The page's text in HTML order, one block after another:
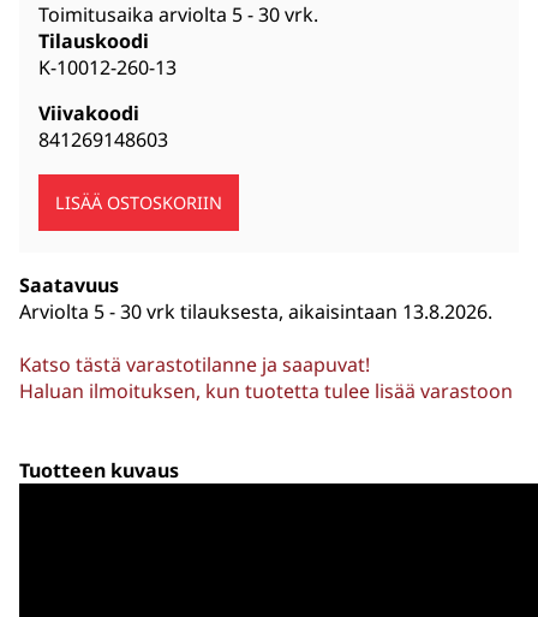
Toimitusaika arviolta 5 - 30 vrk.
Tilauskoodi
K-10012-260-13
Viivakoodi
841269148603
Saatavuus
Arviolta 5 - 30 vrk tilauksesta, aikaisintaan 13.8.2026.
Katso tästä varastotilanne ja saapuvat!
Haluan ilmoituksen, kun tuotetta tulee lisää varastoon
Tuotteen kuvaus